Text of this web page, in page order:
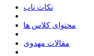
نکات ناب
محتوای کلاس ها
مقالات مهدوی